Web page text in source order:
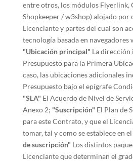
entre otros, los módulos
Shopkeeper / w3shop) alojado por
Licenciante y partes del cual son
tecnología basada en navegadores
"Ubicación principal" La dirección
Presupuesto para la Primera
caso, las ubicaciones adicionales
Presupuesto bajo el epígrafe
"SLA" El Acuerdo de Nivel de
Anexo 2; "Suscripción" El Plan de
para este Contrato, y que el
tomar, tal y como se establece en
de suscripción" Los distintos
Licenciante que determinan el